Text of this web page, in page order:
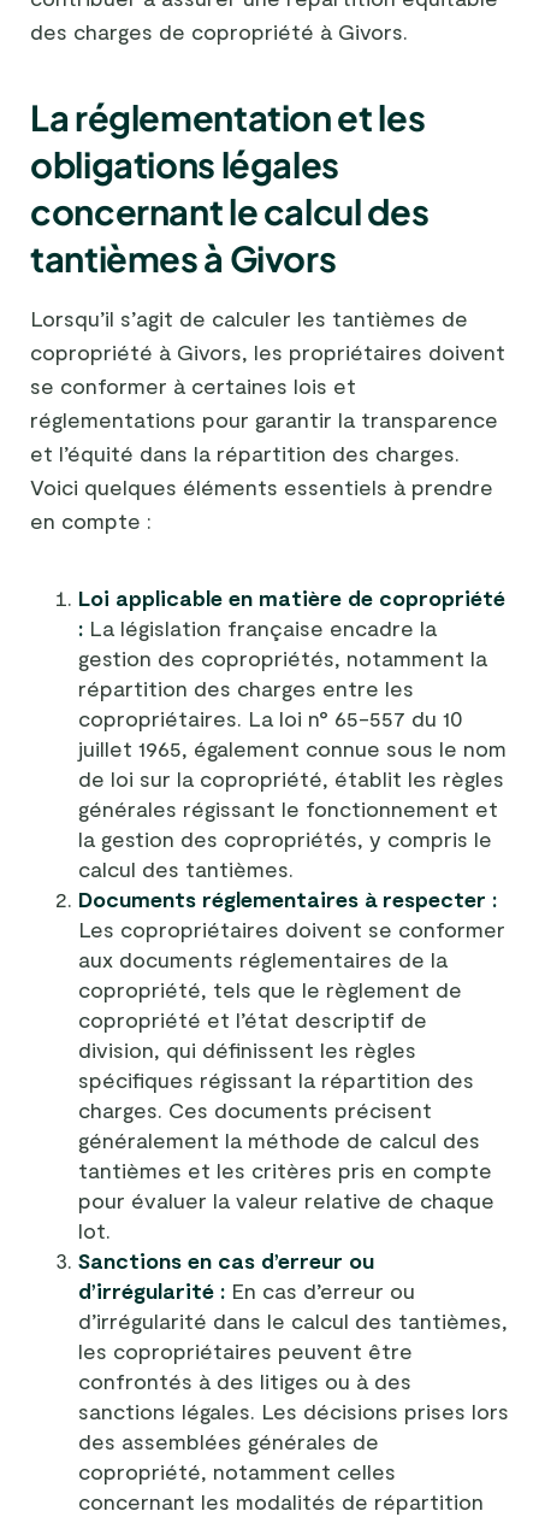
des charges de copropriété à Givors.
La réglementation et les
obligations légales
concernant le calcul des
tantièmes à Givors
Lorsqu’il s’agit de calculer les tantièmes de
copropriété à Givors, les propriétaires doivent
se conformer à certaines lois et
réglementations pour garantir la transparence
et l’équité dans la répartition des charges.
Voici quelques éléments essentiels à prendre
en compte :
Loi applicable en matière de copropriété
: La législation française encadre la
gestion des copropriétés, notamment la
répartition des charges entre les
copropriétaires. La loi n° 65-557 du 10
juillet 1965, également connue sous le nom
de loi sur la copropriété, établit les règles
générales régissant le fonctionnement et
la gestion des copropriétés, y compris le
calcul des tantièmes.
Documents réglementaires à respecter :
Les copropriétaires doivent se conformer
aux documents réglementaires de la
copropriété, tels que le règlement de
copropriété et l’état descriptif de
division, qui définissent les règles
spécifiques régissant la répartition des
charges. Ces documents précisent
généralement la méthode de calcul des
tantièmes et les critères pris en compte
pour évaluer la valeur relative de chaque
lot.
Sanctions en cas d’erreur ou
d’irrégularité : En cas d’erreur ou
d’irrégularité dans le calcul des tantièmes,
les copropriétaires peuvent être
confrontés à des litiges ou à des
sanctions légales. Les décisions prises lors
des assemblées générales de
copropriété, notamment celles
concernant les modalités de répartition